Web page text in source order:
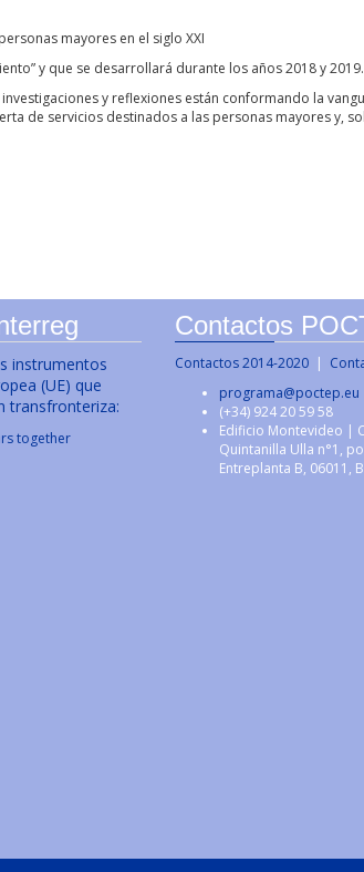
mayores en el siglo XXI
y que se desarrollará durante los años 2018 y 2019.
y reflexiones están conformando la
de servicios destinados a las personas mayores y,
instrumentos
(UE) que
transfronteriza:
Contactos
Contactos 2014-2020|
programa@poctep.eu
(+34) 924 20 59 58
Edificio Montevideo |
Quintanilla Ulla n°1,
Entreplanta B, 06011,